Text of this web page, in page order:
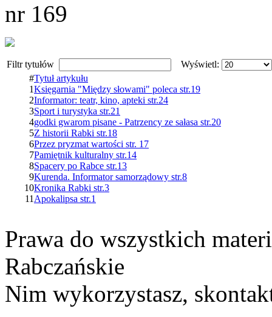
nr 169
Filtr tytułów
Wyświetl:
#Tytuł artykułu
1Księgarnia "Między słowami" poleca str.19
2Informator: teatr, kino, apteki str.24
3Sport i turystyka str.21
4godki gwarom pisane - Patrzency ze sałasa str.20
5Z historii Rabki str.18
6Przez pryzmat wartości str. 17
7Pamiętnik kulturalny str.14
8Spacery po Rabce str.13
9Kurenda. Informator samorządowy str.8
10Kronika Rabki str.3
11 Apokalipsa str.1
Prawa do wszystkich
Rabczańskie
Nim wykorzystasz,